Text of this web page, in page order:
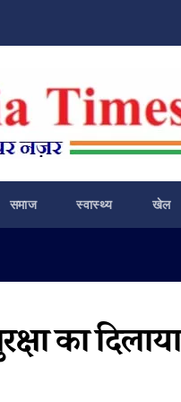
समाज स्वास्थ्य खेल
का दिलाया